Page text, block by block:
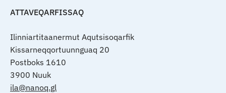
ATTAVEQARFISSAQ
Ilinniartitaanermut Aqutsisoqarfik
Kissarneqqortuunnguaq 20
Postboks 1610
3900 Nuuk
ila@nanoq.gl